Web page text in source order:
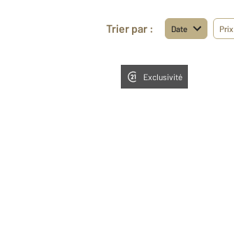
Trier par : Date Prix
Exclusivité